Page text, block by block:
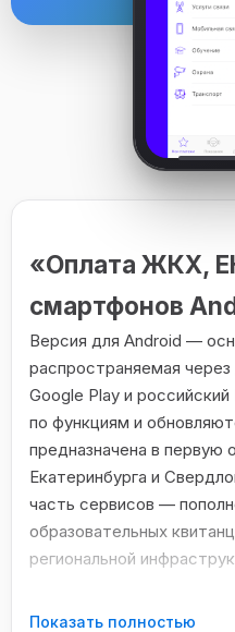
«Оплата ЖКХ,
смартфонов
Версия для Android —
распространяемая
Google Play и
по функциям и
предназначена в первую
Екатеринбурга и
часть сервисов —
образовательных
региональной
Показать полностью